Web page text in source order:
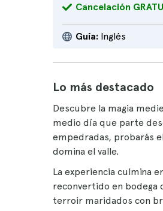
Cancelación
Guía: Inglés
Lo más destacado
Descubre la magia
medio día que parte
empedradas, probarás
domina el valle.
La experiencia culmina
reconvertido en bodega
terroir maridados con